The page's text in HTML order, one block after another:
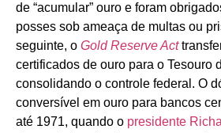
de “acumular” ouro e foram
posses sob ameaça de multas ou
seguinte, o Gold Reserve Act
certificados de ouro para o Tesouro
consolidando o controle federal. O
conversível em ouro para bancos
até 1971, quando o presidente